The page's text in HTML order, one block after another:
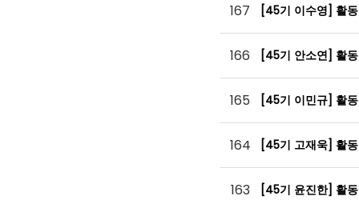
167 [45기 이수영] 활
166 [45기 안소연] 활
165 [45기 이민규] 활
164 [45기 고재욱] 활
163 [45기 윤진한] 활